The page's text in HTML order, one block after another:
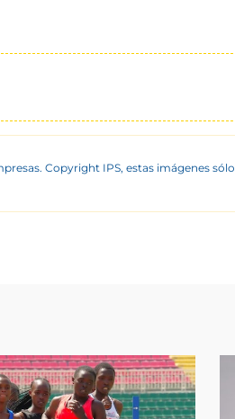
Copyright IPS, estas imágenes sólo